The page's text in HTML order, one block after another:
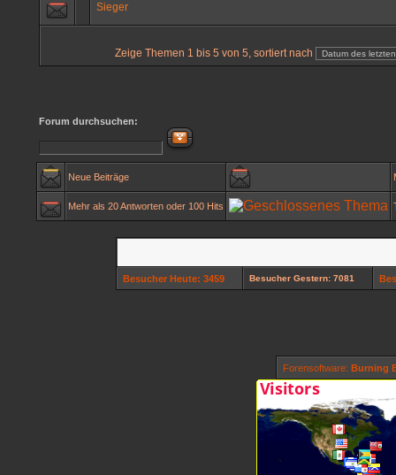
Sieger
Zeige Themen 1 bis 5 von 5, sortiert nach
Forum durchsuchen:
Neue Beiträge
Mehr als 20 Antworten oder 100 Hits
Besucher Heute: 3459 Besucher Gestern: 7081
Forensoftware: Burning